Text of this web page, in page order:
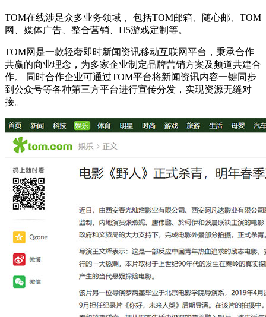
TOM在线涉足众多业务领域， 包括TOM邮箱、随心邮、TOM
网、媒体广告、整合营销、H5游戏定制等。
TOM网是一款轻奢即时新闻资讯移动互联网平台，秉承合作
共赢的商业理念，为多家企业制定品牌营销方案及频道共建合
作。 同时合作企业可通过TOM平台将新闻资讯内容一键同步
到公众号等各种第三方平台进行宣传分发，实现资源无缝对
接。